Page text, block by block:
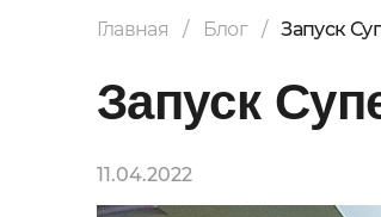
Главная Блог Запуск
Запуск
11.04.2022